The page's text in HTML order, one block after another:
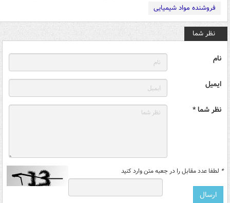
فروشنده مواد شیمیایی
نظر شما
نام
ایمیل
نظر شما *
* لطفا عدد مقابل را در جعبه متن وارد کنید